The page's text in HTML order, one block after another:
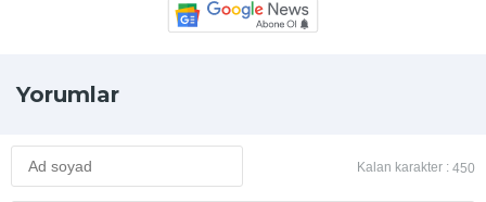
Yorumlar
Kalan karakter : 450